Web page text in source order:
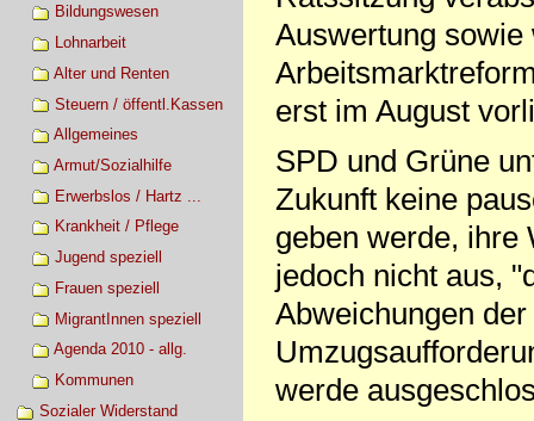
Bildungswesen
Lohnarbeit
Alter und Renten
Steuern / öffentl.Kassen
Allgemeines
Armut/Sozialhilfe
Erwerbslos / Hartz ...
Krankheit / Pflege
Jugend speziell
Frauen speziell
MigrantInnen speziell
Agenda 2010 - allg.
Kommunen
Sozialer Widerstand
Auswertung sowie
erst im August
SPD und Grüne
Zukunft keine
geben werde, ihre
jedoch nicht aus,
Abweichungen
werde